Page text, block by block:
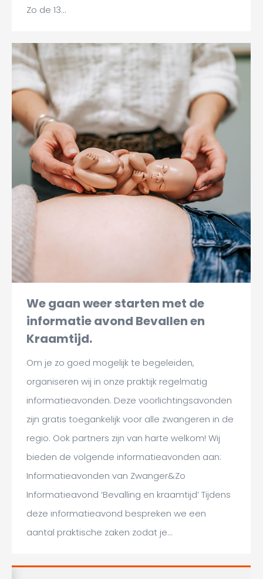
Zo de 13…
We gaan weer starten met de
informatie avond Bevallen en
Kraamtijd.
Om je zo goed mogelijk te begeleiden,
organiseren wij in onze praktijk regelmatig
informatieavonden. Deze voorlichtingsavonden
zijn gratis toegankelijk voor alle zwangeren in de
regio. Ook partners zijn van harte welkom! Wij
bieden de volgende informatieavonden aan:
Informatieavonden van Zwanger&Zo
Informatieavond ‘Bevalling en kraamtijd’ Tijdens
deze informatieavond bespreken we een
aantal praktische zaken zodat je…